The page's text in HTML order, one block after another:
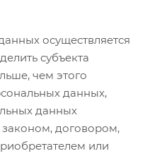
осуществляется
субъекта
чем этого
данных,
данных
договором,
или